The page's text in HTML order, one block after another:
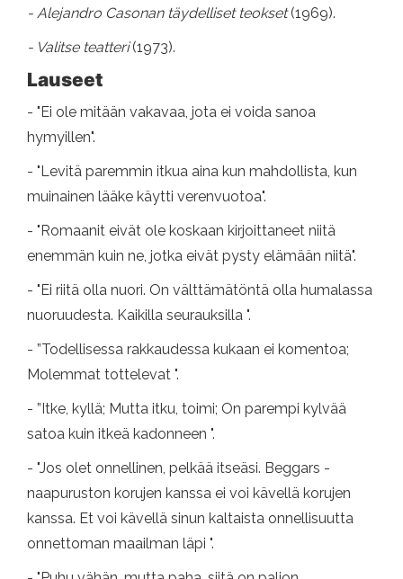
- Alejandro Casonan täydelliset teokset(1969).
- Valitse teatteri(1973).
Lauseet
- "Ei ole mitään vakavaa, jota ei voida sanoa
hymyillen".
- "Levitä paremmin itkua aina kun mahdollista, kun
muinainen lääke käytti verenvuotoa".
- "Romaanit eivät ole koskaan kirjoittaneet niitä
enemmän kuin ne, jotka eivät pysty elämään niitä".
- "Ei riitä olla nuori. On välttämätöntä olla humalassa
nuoruudesta. Kaikilla seurauksilla ".
- ”Todellisessa rakkaudessa kukaan ei komentoa;
Molemmat tottelevat ".
- ”Itke, kyllä; Mutta itku, toimi; On parempi kylvää
satoa kuin itkeä kadonneen ".
- "Jos olet onnellinen, pelkää itseäsi. Beggars -
naapuruston korujen kanssa ei voi kävellä korujen
kanssa. Et voi kävellä sinun kaltaista onnellisuutta
onnettoman maailman läpi ".